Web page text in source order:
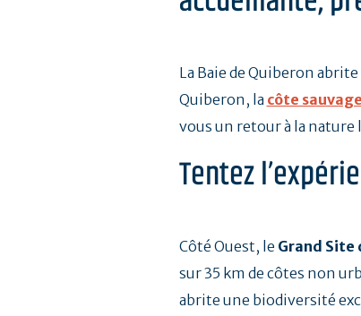
La Baie de Quiberon
Quiberon, la côte
vous un retour à la nature
Tentez
Côté Ouest, le Grand Site
sur 35 km de côtes non
abrite une biodiversité